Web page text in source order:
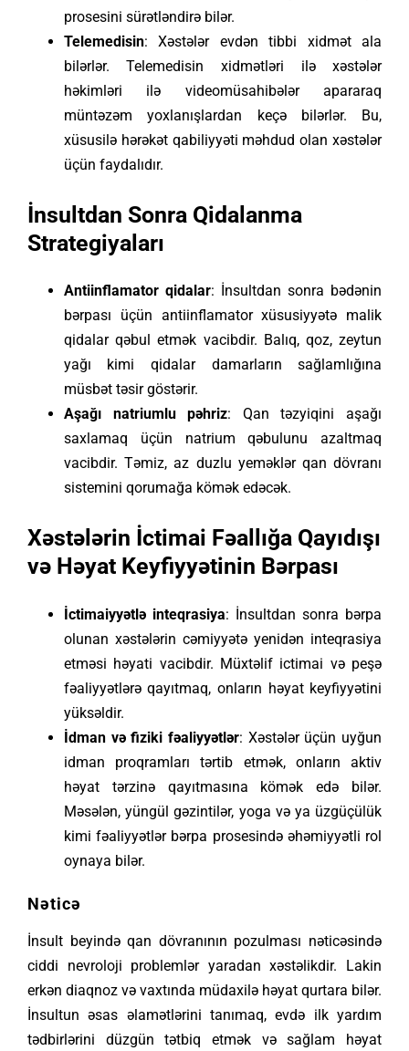
prosesini sürətləndirə bilər.
Telemedisin: Xəstələr evdən tibbi xidmət ala
bilərlər. Telemedisin xidmətləri ilə xəstələr
həkimləri ilə videomüsahibələr apararaq
müntəzəm yoxlanışlardan keçə bilərlər. Bu,
xüsusilə hərəkət qabiliyyəti məhdud olan xəstələr
üçün faydalıdır.
İnsultdan Sonra Qidalanma
Strategiyaları
Antiinflamator qidalar: İnsultdan sonra bədənin
bərpası üçün antiinflamator xüsusiyyətə malik
qidalar qəbul etmək vacibdir. Balıq, qoz, zeytun
yağı kimi qidalar damarların sağlamlığına
müsbət təsir göstərir.
Aşağı natriumlu pəhriz: Qan təzyiqini aşağı
saxlamaq üçün natrium qəbulunu azaltmaq
vacibdir. Təmiz, az duzlu yeməklər qan dövranı
sistemini qorumağa kömək edəcək.
Xəstələrin İctimai Fəallığa Qayıdışı
və Həyat Keyfiyyətinin Bərpası
İctimaiyyətlə inteqrasiya: İnsultdan sonra bərpa
olunan xəstələrin cəmiyyətə yenidən inteqrasiya
etməsi həyati vacibdir. Müxtəlif ictimai və peşə
fəaliyyətlərə qayıtmaq, onların həyat keyfiyyətini
yüksəldir.
İdman və fiziki fəaliyyətlər: Xəstələr üçün uyğun
idman proqramları tərtib etmək, onların aktiv
həyat tərzinə qayıtmasına kömək edə bilər.
Məsələn, yüngül gəzintilər, yoga və ya üzgüçülük
kimi fəaliyyətlər bərpa prosesində əhəmiyyətli rol
oynaya bilər.
Nəticə
İnsult beyində qan dövranının pozulması nəticəsində
ciddi nevroloji problemlər yaradan xəstəlikdir. Lakin
erkən diaqnoz və vaxtında müdaxilə həyat qurtara bilər.
İnsultun əsas əlamətlərini tanımaq, evdə ilk yardım
tədbirlərini düzgün tətbiq etmək və sağlam həyat